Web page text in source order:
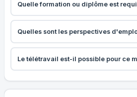
Quelle formation ou diplôme est
Quelles sont les perspectives
Le télétravail est-il possible pour ce